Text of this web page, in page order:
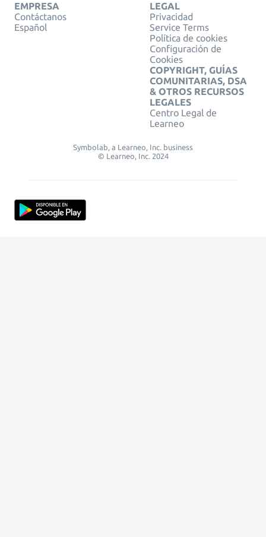
EMPRESA
Contáctanos
Español
LEGAL
Privacidad
Service Terms
Política de cookies
Configuración de
Cookies
COPYRIGHT, GUÍAS
COMUNITARIAS, DSA
& OTROS RECURSOS
LEGALES
Centro Legal de
Learneo
Symbolab, a Learneo, Inc. business
© Learneo, Inc. 2024